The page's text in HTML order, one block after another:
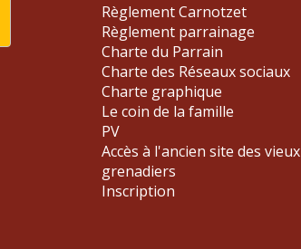
AFFICHER LE MOT DE PASSE
Règlement Carnotzet
Règlement parrainage
Charte du Parrain
Charte des Réseaux sociaux
Charte graphique
Le coin de la famille
PV
Accès à l'ancien site des vieux
grenadiers
Inscription